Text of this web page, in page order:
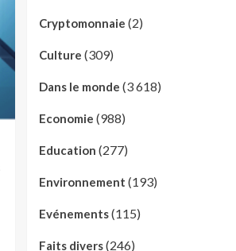
Cryptomonnaie (2)
Culture (309)
Dans le monde (3 618)
Economie (988)
Education (277)
Environnement (193)
Evénements(115)
Faits divers(246)